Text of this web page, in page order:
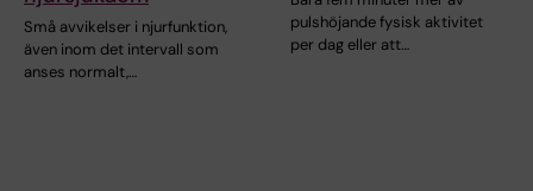
Små avvikelser i njurfunktion,
även inom det intervall som
anses normalt,…
pulshöjande fysisk aktivitet
per dag eller att…